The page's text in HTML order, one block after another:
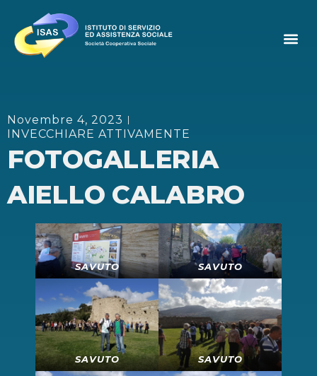
Novembre 4, 2023
INVECCHIARE ATTIVAMENTE
FOTOGALLERIA
AIELLO CALABRO
SAVUTO SAVUTO
SAVUTO SAVUTO